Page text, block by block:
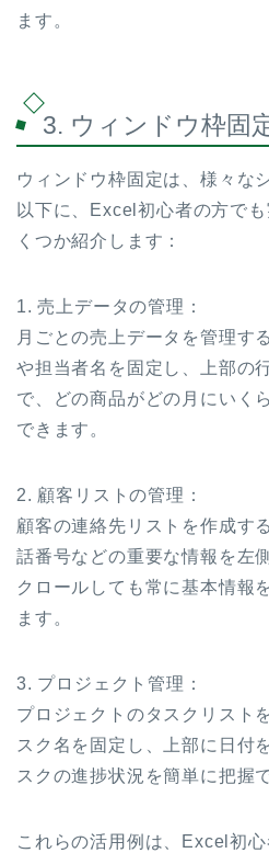
ます。
3. ウィンドウ枠固
ウィンドウ枠固定は、様々な
以下に、Excel初心者の方で
くつか紹介します：
1. 売上データの管理：
月ごとの売上データを管理す
や担当者名を固定し、上部の
で、どの商品がどの月にいく
できます。
2. 顧客リストの管理：
顧客の連絡先リストを作成す
話番号などの重要な情報を左
クロールしても常に基本情報
ます。
3. プロジェクト管理：
プロジェクトのタスクリスト
スク名を固定し、上部に日付
スクの進捗状況を簡単に把握
これらの活用例は、Excel初